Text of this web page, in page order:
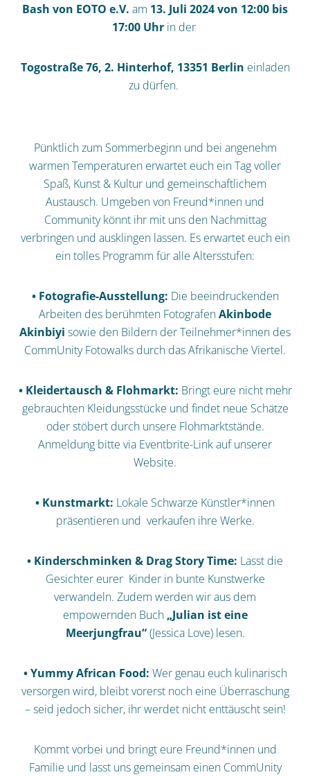
Bash von EOTO e.V. am 13. Juli 2024 von 12:00 bis
17:00 Uhr in der
Togostraße 76, 2. Hinterhof, 13351 Berlin einladen
zu dürfen.
Pünktlich zum Sommerbeginn und bei angenehm
warmen Temperaturen erwartet euch ein Tag voller
Spaß, Kunst & Kultur und gemeinschaftlichem
Austausch. Umgeben von Freund*innen und
Community könnt ihr mit uns den Nachmittag
verbringen und ausklingen lassen. Es erwartet euch ein
ein tolles Programm für alle Altersstufen:
• Fotografie-Ausstellung: Die beeindruckenden
Arbeiten des berühmten FotografenAkinbode
Akinbiyi sowie den Bildern der Teilnehmer*innen des
CommUnity Fotowalks durch das Afrikanische Viertel.
• Kleidertausch & Flohmarkt: Bringt eure nicht mehr
gebrauchten Kleidungsstücke und findet neue Schätze
oder stöbert durch unsere Flohmarktstände.
Anmeldung bitte via Eventbrite-Link auf unserer
Website.
• Kunstmarkt: Lokale Schwarze Künstler*innen
präsentieren und verkaufen ihre Werke.
• Kinderschminken & Drag Story Time: Lasst die
Gesichter eurer Kinder in bunte Kunstwerke
verwandeln. Zudem werden wir aus dem
empowernden Buch„Julian ist eine
Meerjungfrau“(Jessica Love) lesen.
• Yummy African Food: Wer genau euch kulinarisch
versorgen wird, bleibt vorerst noch eine Überraschung
– seid jedoch sicher, ihr werdet nicht enttäuscht sein!
Kommt vorbei und bringt eure Freund*innen und
Familie und lasst uns gemeinsam einen CommUnity